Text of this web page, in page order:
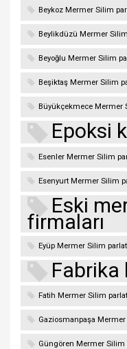
Beykoz Mermer Silim
Beylikdüzü Mermer
Beyoğlu Mermer Silim
Beşiktaş Mermer Silim
Büyükçekmece Mermer
Epoksi
Esenler Mermer Silim
Esenyurt Mermer Silim
Eski
firmaları
Eyüp Mermer Silim
Fabrika
Fatih Mermer Silim
Gaziosmanpaşa
Güngören Mermer Silim